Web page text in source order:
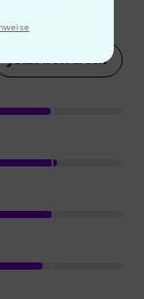
Jetzt bewerten